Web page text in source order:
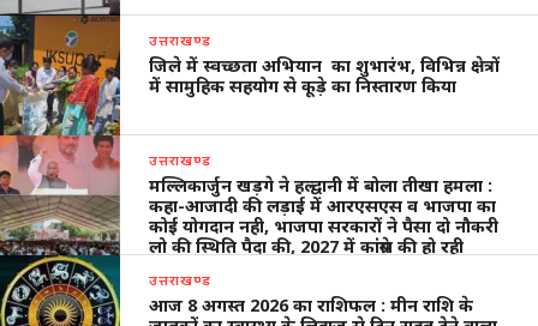
उत्तराखण्ड
जिले में स्वच्छता अभियान का शुभारंभ, विभिन्न क्षेत्रों
में सामुहिक सहयोग से कूड़े का निस्तारण किया
उत्तराखण्ड
मल्लिकार्जुन खड़गे ने हल्द्वानी में बोला तीखा हमला :
कहा-आजादी की लड़ाई में आरएसएस व भाजपा का
कोई योगदान नही, भाजपा सरकारों ने पैसा दो नौकरी
लो की स्थिति पैदा की, 2027 में कांंग्रेस की हो रही
उत्तराखण्ड
आज 8 अगस्त 2026 का राशिफल : मीन राशि के